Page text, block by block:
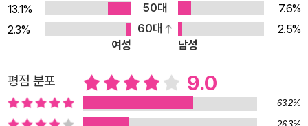
한 작지만 큰 진실들 에릭 와이너의 첫 번째 목적지는 네덜란드
다. 그는 행복 연구의 대부이며 ‘세계 행복 데이터베이스’를 연구
하는 루트 벤호벤 교수를 만난다. 벤호벤 교수는 우리를 행복하게
만드는 것과 그렇지 못한 것에 관해, 그리고 세상에서 가장 행복
한 곳에 관해 인류가 아는 모든 지식을 총망라한 데이터베이스를
통해 말한다. “외향적인 사람이 내향적인 사람보다 행복하다. 낙
13.1%
50대
7.6%
2.3%
60대
2.5%
여성
남성
평점 분포 9.0
63.2%